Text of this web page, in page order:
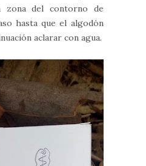
zona del contorno de
hasta que el algodón
aclarar con agua.